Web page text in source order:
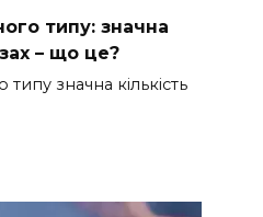
типу: значна
– що це?
значна кількість